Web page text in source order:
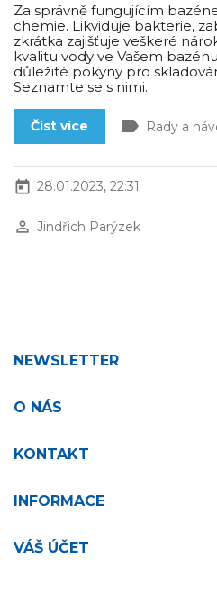
Za správně fungujícím
chemie. Likviduje bakterie,
zkrátka zajišťuje veškeré
kvalitu vody ve Vašem
důležité pokyny pro
Seznamte se s nimi.
Číst více label Rady a
today 28.01.2023, 22:31
perm_identity Jindřich Parýzek
NEWSLETTER
O NÁS
KONTAKT
INFORMACE
VÁŠ ÚČET